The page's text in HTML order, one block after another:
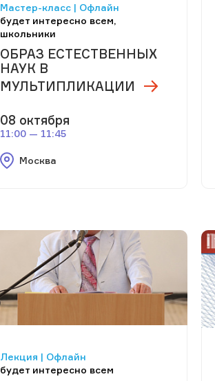
Мастер-класс | Офлайн
будет интересно всем,
школьники
ОБРАЗ ЕСТЕСТВЕННЫХ
НАУК В
МУЛЬТИПЛИКАЦИИ
08 октября
11:00 — 11:45
Москва
Лекция | Офлайн
будет интересно всем